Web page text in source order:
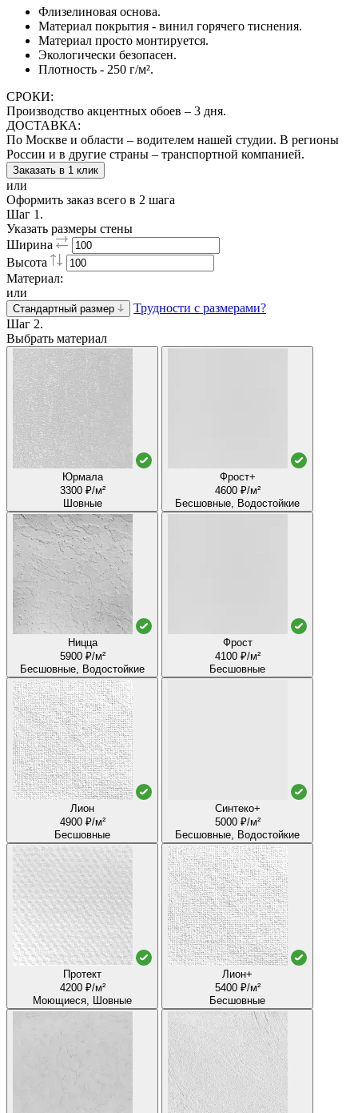
Флизелиновая основа.
Материал покрытия - винил горячего тиснения.
Материал просто монтируется.
Экологически безопасен.
Плотность - 250 г/м².
СРОКИ:
Производство акцентных обоев – 3 дня.
ДОСТАВКА:
По Москве и области – водителем нашей студии. В регионы
России и в другие страны – транспортной компанией.
Заказать в 1 клик
или
Оформить заказ всего в 2 шага
Шаг 1.
Указать размеры стены
Ширина
Высота
Материал:
или
Стандартный размер
Трудности с размерами?
Шаг 2.
Выбрать материал
Юрмала
3300 ₽/м²
Шовные
Фрост+
4600 ₽/м²
Бесшовные, Водостойкие
Ницца
5900 ₽/м²
Бесшовные, Водостойкие
Фрост
4100 ₽/м²
Бесшовные
Лион
4900 ₽/м²
Бесшовные
Синтеко+
5000 ₽/м²
Бесшовные, Водостойкие
Протект
4200 ₽/м²
Моющиеся, Шовные
Лион+
5400 ₽/м²
Бесшовные